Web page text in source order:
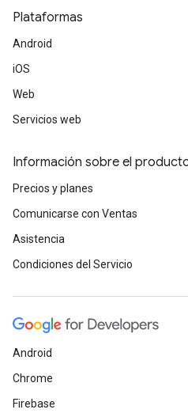
Plataformas
Android
iOS
Web
Servicios web
Información sobre el
Precios y planes
Comunicarse con Ventas
Asistencia
Condiciones del Servicio
Android
Chrome
Firebase